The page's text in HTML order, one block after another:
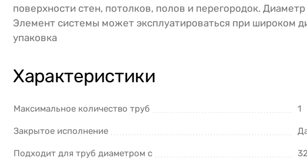
поверхности стен, потолков, полов и перегородок.
Элемент системы может эксплуатироваться при широком
упаковка
Характеристики
Максимальное количество труб 1
Закрытое исполнение
Подходит для труб диаметром с